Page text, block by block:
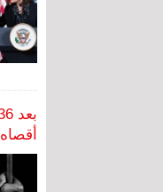
أقصاه 30 سبتمبر